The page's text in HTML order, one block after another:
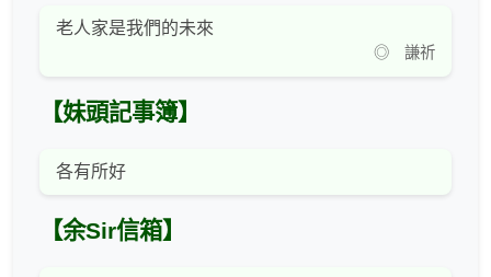
老人家是我們的未來
◎ 謙祈
【妹頭記事簿】
各有所好
【余Sir信箱】